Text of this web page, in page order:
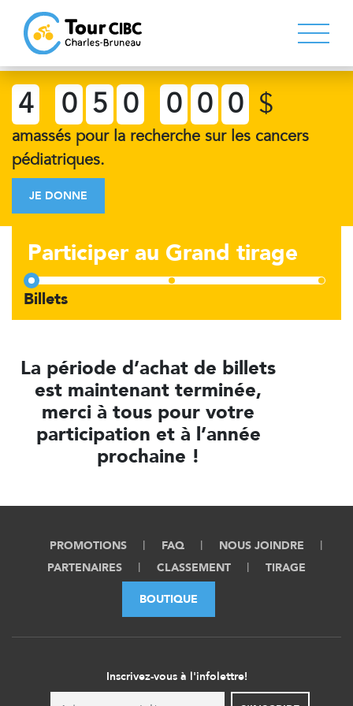
4 0 5 0 0 0 0 $
amassés pour la recherche sur les cancers
pédiatriques.
JE DONNE
Participer au Grand tirage
La période d’achat de billets
est maintenant terminée,
merci à tous pour votre
participation et à l’année
prochaine !
PROMOTIONS FAQ
NOUS JOINDRE
PARTENAIRES
CLASSEMENT TIRAGE
BOUTIQUE
Inscrivez-vous à l'infolettre!